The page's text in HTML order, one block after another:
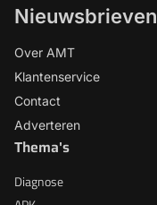
Nieuwsbrieven
Over AMT
Klantenservice
Contact
Adverteren
Thema's
Diagnose